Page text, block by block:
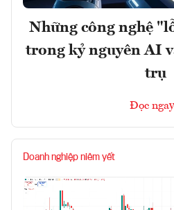
Những công nghệ
trong kỷ nguyên AI
trụ
Đọc ngay
Doanh nghiệp niêm yết